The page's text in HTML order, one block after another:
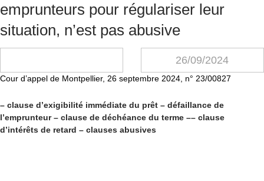
emprunteurs pour régulariser leur
situation, n’est pas abusive
26/09/2024
Cour d’appel de Montpellier, 26 septembre 2024, n° 23/00827
– clause d’exigibilité immédiate du prêt – défaillance de
l’emprunteur – clause de déchéance du terme –– clause
d’intérêts de retard – clauses abusives